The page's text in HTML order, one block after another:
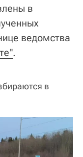
в
ведомства
.
в